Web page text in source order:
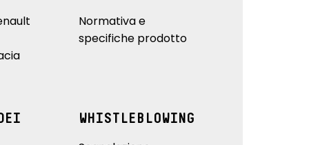
Normativa e
specifiche prodotto
WHISTLEBLOWING